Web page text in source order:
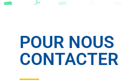
POUR NOUS
CONTACTER